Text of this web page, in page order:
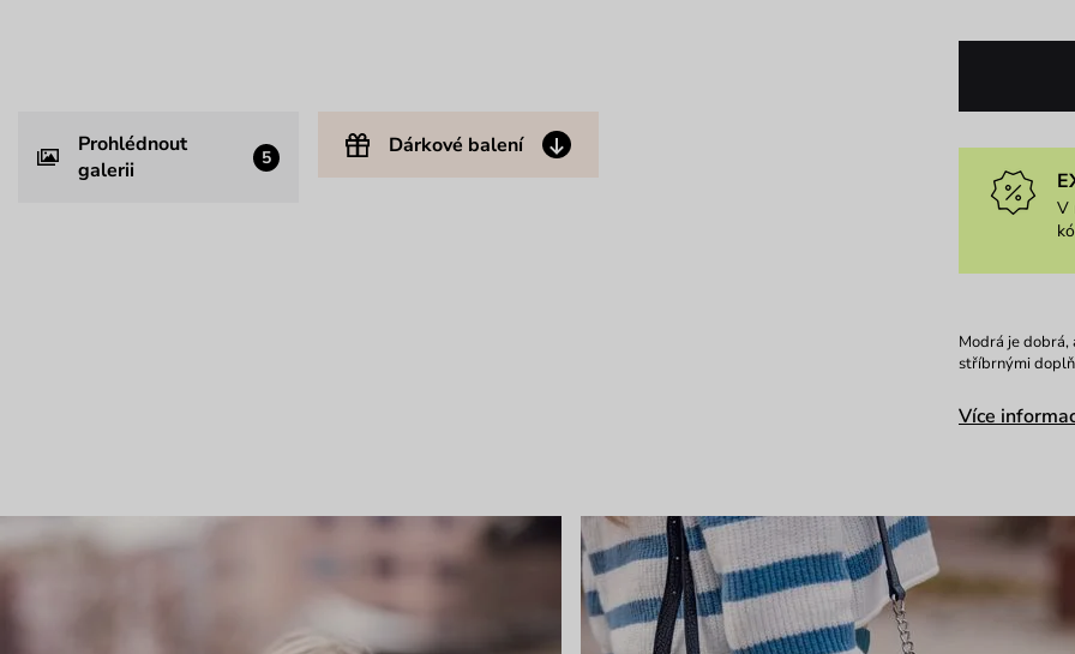
Prohlédnout
galerii
5 Dárkové balení
V
Modrá je
stříbrnými
Více